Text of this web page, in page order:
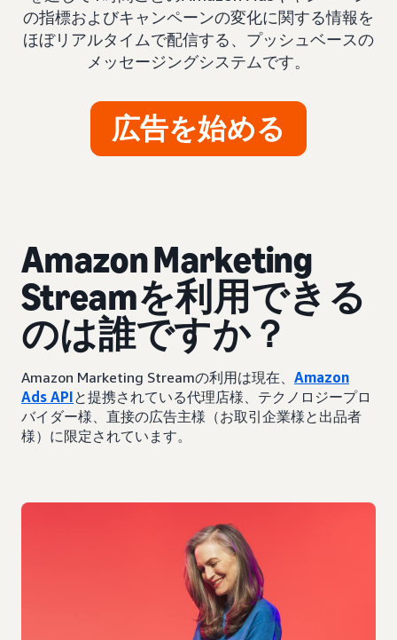
の指標およびキャンペーンの変化に関する情報を
ほぼリアルタイムで配信する、プッシュベースの
メッセージングシステムです。
広告を始める
Amazon Marketing
Streamを利用できる
のは誰ですか？
Amazon Marketing Streamの利用は現在、 Amazon
Ads APIと提携されている代理店様、テクノロジープロ
バイダー様、直接の広告主様（お取引企業様と出品者
様）に限定されています。